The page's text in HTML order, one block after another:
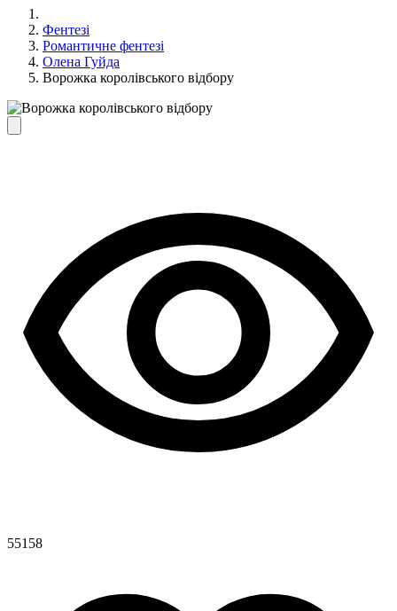
Фентезі
Романтичне фентезі
Олена Гуйда
Ворожка королівського відбору
55158